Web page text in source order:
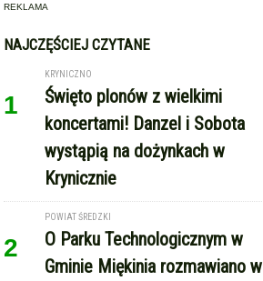
REKLAMA
NAJCZĘŚCIEJ CZYTANE
1
KRYNICZNO
Święto plonów z wielkimi
koncertami! Danzel i Sobota
wystąpią na dożynkach w
Krynicznie
2
POWIAT ŚREDZKI
O Parku Technologicznym w
Gminie Miękinia rozmawiano w